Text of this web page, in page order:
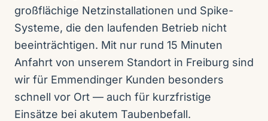
großflächige Netzinstallationen und Spike-
Systeme, die den laufenden Betrieb nicht
beeinträchtigen. Mit nur rund 15 Minuten
Anfahrt von unserem Standort in Freiburg sind
wir für Emmendinger Kunden besonders
schnell vor Ort — auch für kurzfristige
Einsätze bei akutem Taubenbefall.